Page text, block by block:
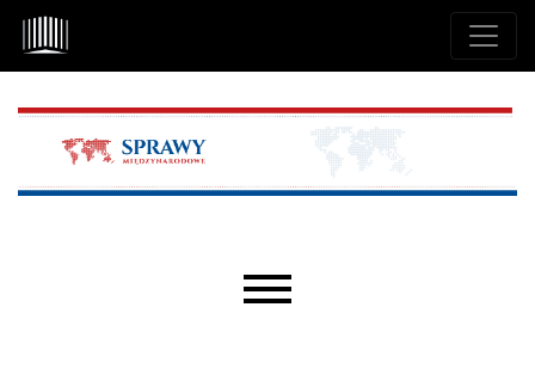
Przejdź do głównego menu
Przejdź do sekcji głównej
Przejdź do stopki